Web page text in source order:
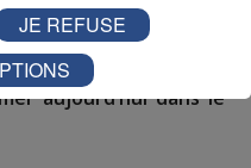
en altitude.Le Col des
1506 à Vallorcine
aujourd’hui dans le
JE REFUSE